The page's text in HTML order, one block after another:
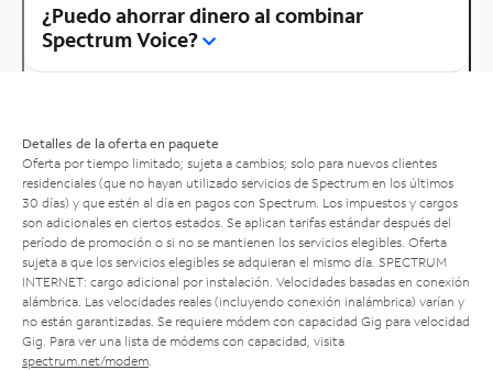
¿Puedo ahorrar dinero al combinar
Spectrum Voice?
Detalles de la oferta en paquete
Oferta por tiempo limitado; sujeta a cambios; solo para nuevos clientes
residenciales (que no hayan utilizado servicios de Spectrum en los últimos
30 días) y que estén al día en pagos con Spectrum. Los impuestos y cargos
son adicionales en ciertos estados. Se aplican tarifas estándar después del
período de promoción o si no se mantienen los servicios elegibles. Oferta
sujeta a que los servicios elegibles se adquieran el mismo día. SPECTRUM
INTERNET: cargo adicional por instalación. Velocidades basadas en conexión
alámbrica. Las velocidades reales (incluyendo conexión inalámbrica) varían y
no están garantizadas. Se requiere módem con capacidad Gig para velocidad
Gig. Para ver una lista de módems con capacidad, visita
spectrum.net/modem